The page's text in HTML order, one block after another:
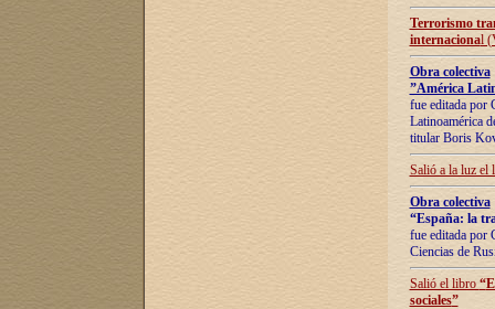
Terrorismo
internacional
Obra colectiva
”América
fue editada por
Latinoamérica
titular Boris
Salió a la luz el
Obra colectiva
“España: la
fue editada por
Ciencias de
Salió el libro “
sociales”